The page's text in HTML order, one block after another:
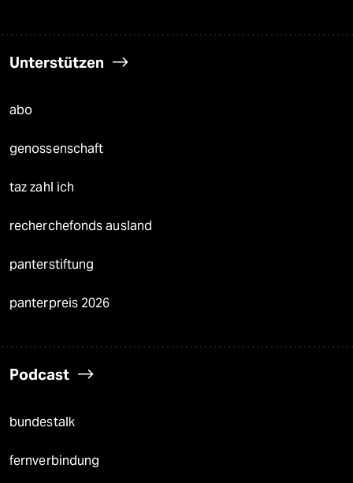
Unterstützen
abo
genossenschaft
taz zahl ich
recherchefonds ausland
panterstiftung
panterpreis 2026
Podcast
bundestalk
fernverbindung